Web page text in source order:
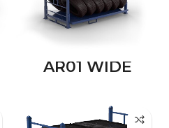
AR01 WIDE